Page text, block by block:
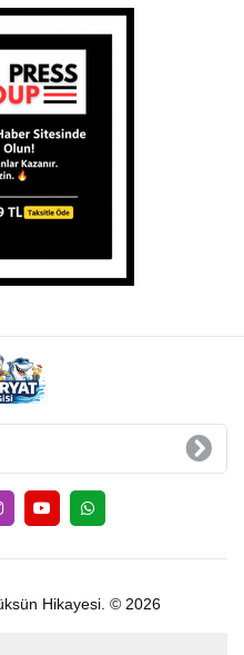
Hikayesi. © 2026